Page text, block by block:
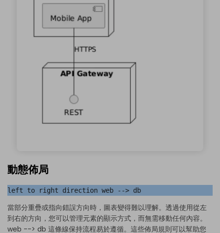
動態佈局
left to right direction web --> db
當部分重疊或指向錯誤方向時，圖表變得難以理解。透過使用從左
到右的方向，您可以管理元素的顯示方式，而無需移動任何內容。
web --> db 這條線保持流程易於遵循。這些佈局規則可以幫助您